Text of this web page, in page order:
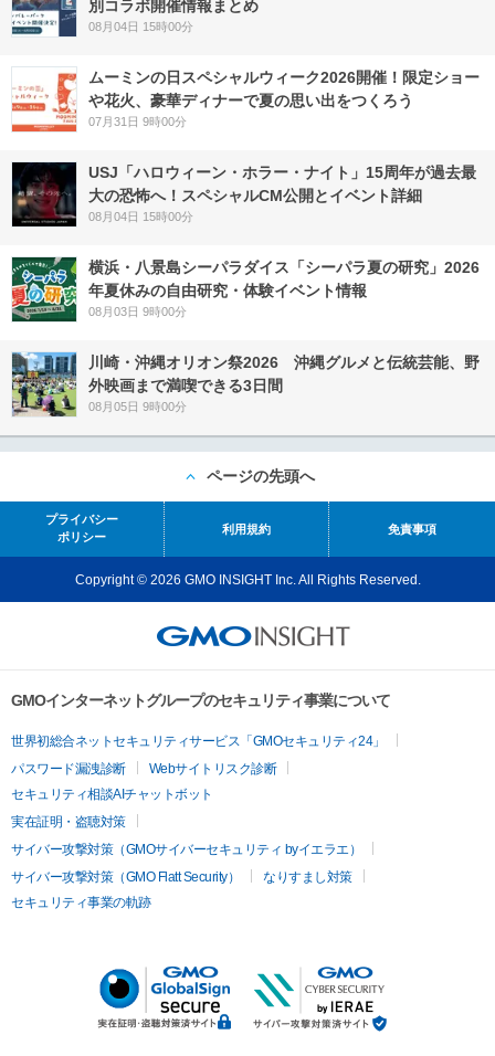
別コラボ開催情報まとめ
08月04日 15時00分
ムーミンの日スペシャルウィーク2026開催！限定ショー
や花火、豪華ディナーで夏の思い出をつくろう
07月31日 9時00分
USJ「ハロウィーン・ホラー・ナイト」15周年が過去最
大の恐怖へ！スペシャルCM公開とイベント詳細
08月04日 15時00分
横浜・八景島シーパラダイス「シーパラ夏の研究」2026
年夏休みの自由研究・体験イベント情報
08月03日 9時00分
川崎・沖縄オリオン祭2026 沖縄グルメと伝統芸能、野
外映画まで満喫できる3日間
08月05日 9時00分
ページの先頭へ
プライバシー
ポリシー
利用規約 免責事項
Copyright © 2026 GMO INSIGHT Inc. All Rights Reserved.
GMOインターネットグループのセキュリティ事業について
世界初総合ネットセキュリティサービス「GMOセキュリティ24」
パスワード漏洩診断
Webサイトリスク診断
セキュリティ相談AIチャットボット
実在証明・盗聴対策
サイバー攻撃対策（GMOサイバーセキュリティ byイエラエ）
サイバー攻撃対策（GMO Flatt Security）
なりすまし対策
セキュリティ事業の軌跡